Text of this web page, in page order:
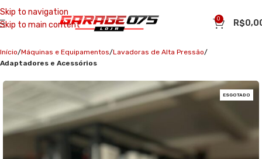
Skip to navigation
Skip to main content
0 R$
Início Máquinas e Equipamentos Lavadoras de Alta Pressão
Adaptadores e Acessórios
ESGOTADO